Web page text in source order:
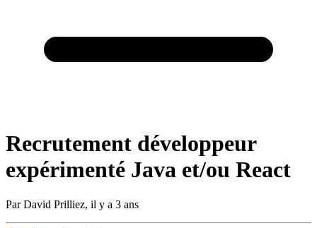
Recrutement développeur
expérimenté Java et/ou React
ParDavid Prilliez, il y a 3 ans